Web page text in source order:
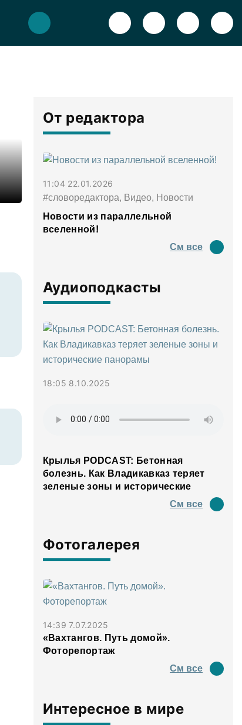
От редактора
11:04 22.01.2026
#словоредактора, Видео, Новости
Новости из параллельной
вселенной!
См все
Аудиоподкасты
18:05 8.10.2025
Крылья PODCAST: Бетонная
болезнь. Как Владикавказ теряет
зеленые зоны и исторические
См все
Фотогалерея
14:39 7.07.2025
«Вахтангов. Путь домой».
Фоторепортаж
См все
Интересное в мире